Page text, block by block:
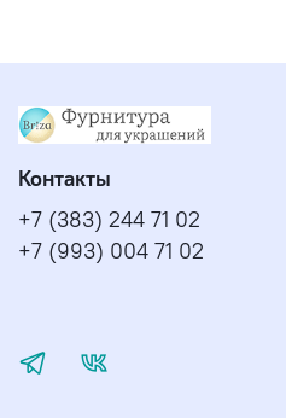
Контакты
+7 (383) 244 71 02
+7 (993) 004 71 02